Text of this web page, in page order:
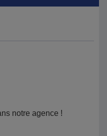
notre agence !